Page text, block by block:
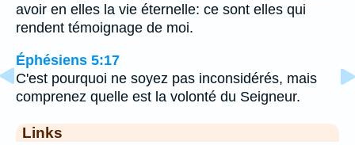
avoir en elles la vie éternelle: ce sont elles qui
rendent témoignage de moi.
Éphésiens 5:17
C'est pourquoi ne soyez pas inconsidérés, mais
comprenez quelle est la volonté du Seigneur.
Links